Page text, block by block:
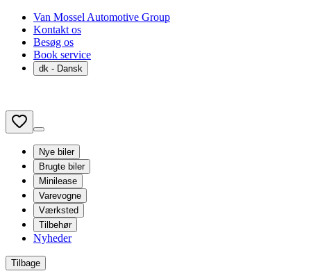
Van Mossel Automotive Group
Kontakt os
Besøg os
Book service
dk - Dansk
Nye biler
Brugte biler
Minilease
Varevogne
Værksted
Tilbehør
Nyheder
Tilbage